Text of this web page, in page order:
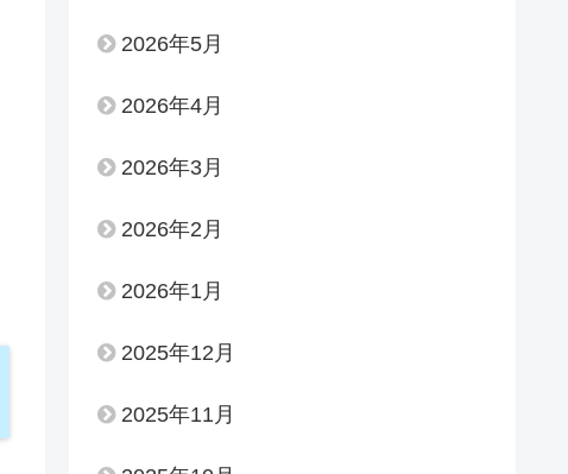
2026年5月
2026年4月
2026年3月
2026年2月
2026年1月
2025年12月
2025年11月